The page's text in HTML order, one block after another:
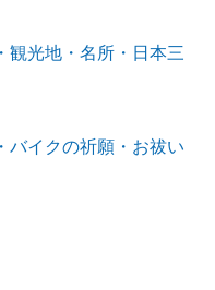
観光地・名所・日本三
バイクの祈願・お祓い